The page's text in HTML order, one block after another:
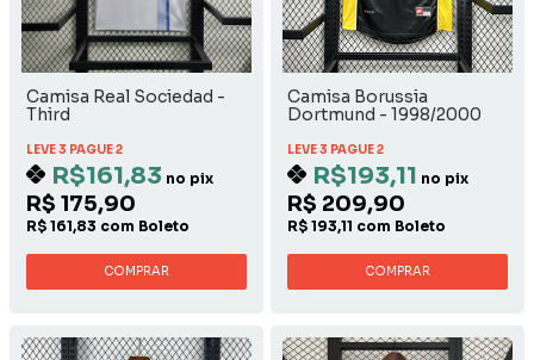
Camisa Real Sociedad -
Third
LEVE 3 PAGUE 2
R$161,83 no pix
R$ 175,90
R$ 161,83 com Boleto
COMPRAR
Camisa Borussia
Dortmund - 1998/2000
LEVE 3 PAGUE 2
R$193,11 no pix
R$ 209,90
R$ 193,11 com Boleto
COMPRAR